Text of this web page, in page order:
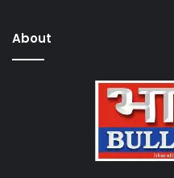
About